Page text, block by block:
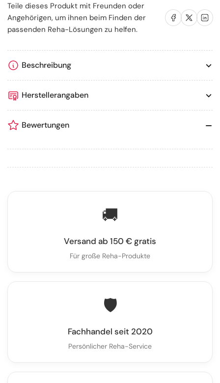
Teile dieses Produkt mit Freunden oder
Angehörigen, um ihnen beim Finden der
passenden Reha-Lösungen zu helfen.
Auf Facebook teilenAuf X teilenAuf LinkedIn
Beschreibung
Herstellerangaben
Bewertungen
🚚
Versand ab 150 € gratis
Für große Reha-Produkte
🛡️
Fachhandel seit 2020
Persönlicher Reha-Service